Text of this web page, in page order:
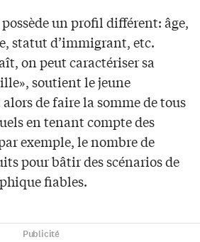
un profil différent: âge,
statut d’immigrant, etc.
on peut caractériser sa
soutient le jeune
de faire la somme de tous
en tenant compte des
exemple, le nombre de
pour bâtir des scénarios de
fiables.
Publicité